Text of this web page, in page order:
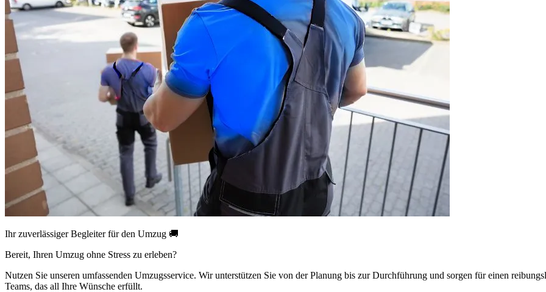
Ihr zuverlässiger Begleiter für den Umzug 🚚
Bereit, Ihren Umzug ohne Stress zu erleben?
Nutzen Sie unseren umfassenden Umzugsservice. Wir unterstützen Sie von der Planung bis zur Durchführung und sorgen für einen
Teams, das all Ihre Wünsche erfüllt.